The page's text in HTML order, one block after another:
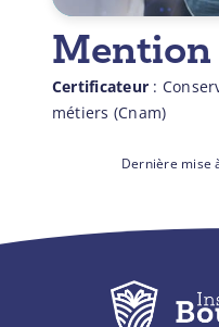
Certificateur :
métiers (Cnam)